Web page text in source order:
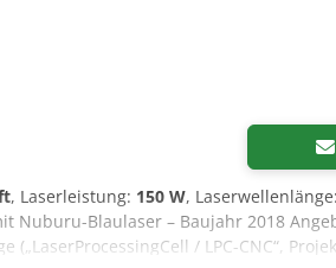
, Laserleistung: 150 W, Laserwellenlänge:
Nuburu-Blaulaser – Baujahr 2018
/ LPC-CNC“,